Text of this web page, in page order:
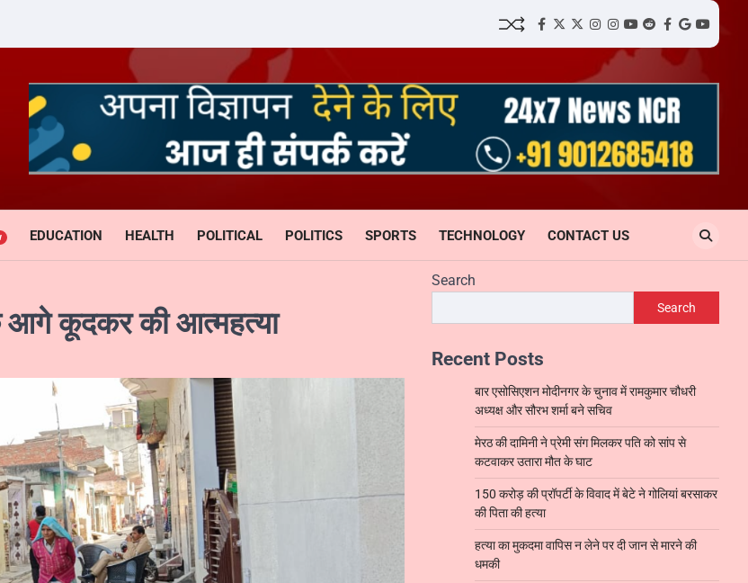
facebook
Twitter
twitterInstagram
instagram
YouTube
redditFacebook
googleyoutube
EDUCATION HEALTH POLITICAL POLITICS SPORTS TECHNOLOGY CONTACT US
आगे कूदकर की आत्महत्या
Search
Search
Recent Posts
बार एसोसिएशन मोदीनगर के चुनाव में रामकुमार चौधरी
अध्यक्ष और सौरभ शर्मा बने सचिव
मेरठ की दामिनी ने प्रेमी संग मिलकर पति को सांप से
कटवाकर उतारा मौत के घाट
150 करोड़ की प्रॉपर्टी के विवाद में बेटे ने गोलियां बरसाकर
की पिता की हत्या
हत्या का मुकदमा वापिस न लेने पर दी जान से मारने की
धमकी